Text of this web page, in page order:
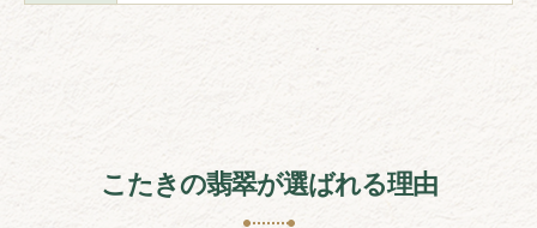
こたきの翡翠が選ばれる理由